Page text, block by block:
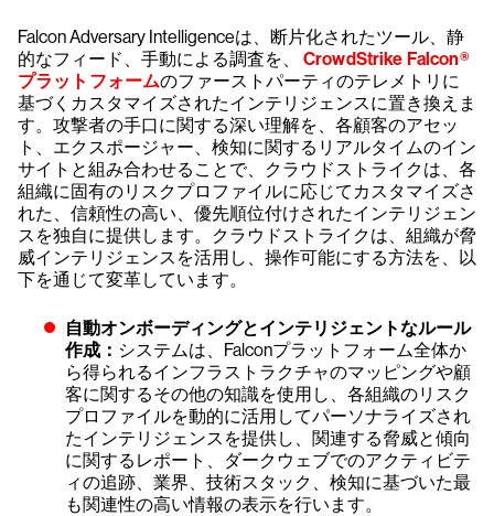
Falcon Adversary Intelligenceは、断片化されたツール、静
的なフィード、手動による調査を、 CrowdStrike Falcon®
プラットフォームのファーストパーティのテレメトリに
基づくカスタマイズされたインテリジェンスに置き換えま
す。攻撃者の手口に関する深い理解を、各顧客のアセッ
ト、エクスポージャー、検知に関するリアルタイムのイン
サイトと組み合わせることで、クラウドストライクは、各
組織に固有のリスクプロファイルに応じてカスタマイズさ
れた、信頼性の高い、優先順位付けされたインテリジェン
スを独自に提供します。クラウドストライクは、組織が脅
威インテリジェンスを活用し、操作可能にする方法を、以
下を通じて変革しています。
自動オンボーディングとインテリジェントなルール
作成： システムは、Falconプラットフォーム全体か
ら得られるインフラストラクチャのマッピングや顧
客に関するその他の知識を使用し、各組織のリスク
プロファイルを動的に活用してパーソナライズされ
たインテリジェンスを提供し、関連する脅威と傾向
に関するレポート、ダークウェブでのアクティビテ
ィの追跡、業界、技術スタック、検知に基づいた最
も関連性の高い情報の表示を行います。